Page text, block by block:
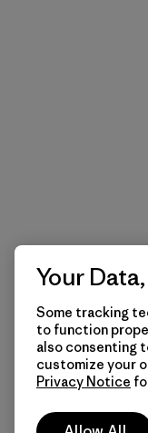
Your
Some tracking
to function
also consenting
customize your
Privacy Notice